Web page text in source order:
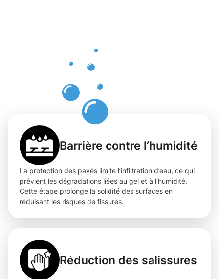
Barrière contre l’humidité
La protection des pavés limite l’infiltration d’eau, ce qui
prévient les dégradations liées au gel et à l’humidité.
Cette étape prolonge la solidité des surfaces en
réduisant les risques de fissures.
Réduction des salissures